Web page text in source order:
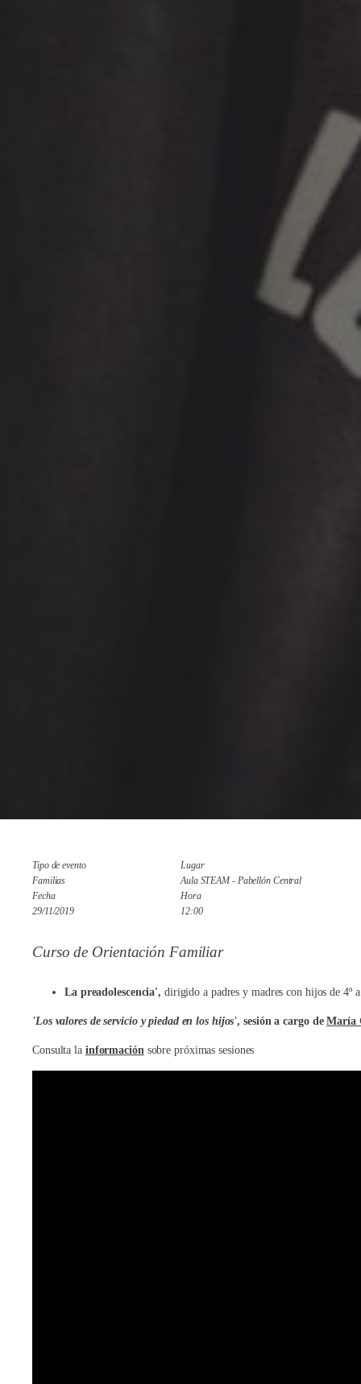
Tipo de evento
Familias
Lugar
Aula STEAM - Pabellón Central
Fecha
29/11/2019
Hora
12:00
Curso de Orientación Familiar
La preadolescencia', dirigido a padres y madres con hijos de 4º
'Los valores de servicio y piedad en los hijos', sesión a cargo deMaría
Consulta la información sobre próximas sesiones